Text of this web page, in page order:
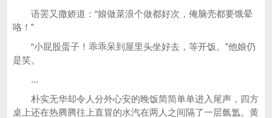
语罢又撒娇道：“娘做菜浪个做都好次，俺脑壳都要饿晕
咯！”
“小屁股蛋子！乖乖呆到屋里头坐好去，等开饭。”他娘仍
是笑。
...
朴实无华却令人分外心安的晚饭简简单单进入尾声，四方
桌上还在热腾腾往上直冒的水汽在两人之间隔了一层氤氲。黄